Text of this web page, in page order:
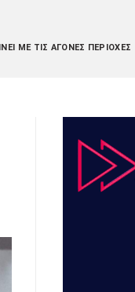
ΜΕ ΤΙΣ ΆΓΟΝΕΣ ΠΕΡΙΟΧΈΣ